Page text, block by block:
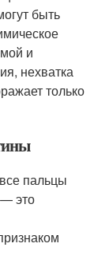
быть
и
нехватка
только
пальцы
это